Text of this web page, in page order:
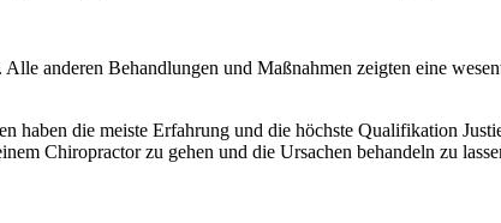
anderen Behandlungen und Maßnahmen zeigten eine
haben die meiste Erfahrung und die höchste Qualifikation
Chiropractor zu gehen und die Ursachen behandeln zu